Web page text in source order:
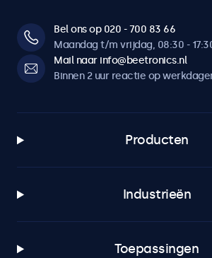
Bel ons op 020 - 700 83 66
Maandag t/m vrijdag, 08:30 -
Mail naar info@beetronics.nl
Binnen 2 uur reactie op
Producten
Industrieën
Toepassingen